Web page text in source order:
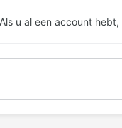
u al een account hebt,